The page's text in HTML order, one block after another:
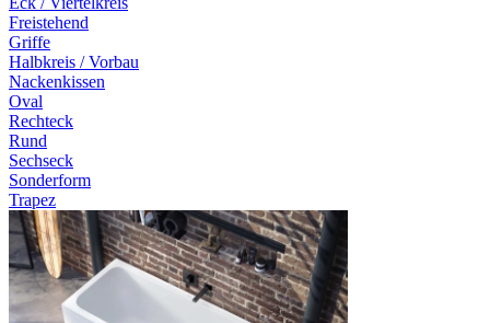
Freistehend
Griffe
Halbkreis / Vorbau
Nackenkissen
Oval
Rechteck
Rund
Sechseck
Sonderform
Trapez